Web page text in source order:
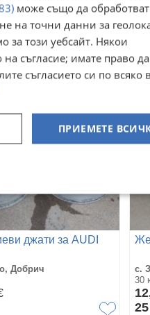
Добрич
с.
30
джати за AUDI
Добрич
с.
30
25
може също да обработват
на точни данни за
за този уебсайт. Някои
съгласие; имате право да
съгласието си по всяко
ПРИЕМЕТЕ